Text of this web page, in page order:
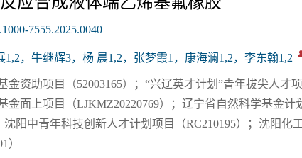
7555.2025.0040
1,2，牛继辉3，杨 晨1,2，张梦霞1，康海澜1,2，李东翰1,2
金资助项目（52003165）；“兴辽英才计划”青年拔尖人才
金面上项目（LJKMZ20220769）；辽宁省自然科学基金计
沈阳中青年科技创新人才计划项目（RC210195）；沈阳化
）